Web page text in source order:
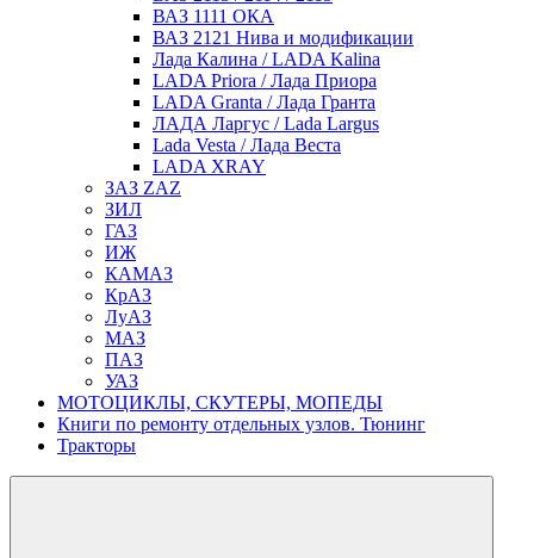
ВАЗ 1111 ОКА
ВАЗ 2121 Нива и модификации
Лада Калина / LADA Kalina
LADA Priora / Лада Приора
LADA Granta / Лада Гранта
ЛАДА Ларгус / Lada Largus
Lada Vesta / Лада Веста
LADA XRAY
ЗАЗ ZAZ
ЗИЛ
ГАЗ
ИЖ
КАМАЗ
КрАЗ
ЛуАЗ
МАЗ
ПАЗ
УАЗ
МОТОЦИКЛЫ, СКУТЕРЫ, МОПЕДЫ
Книги по ремонту отдельных узлов. Тюнинг
Тракторы